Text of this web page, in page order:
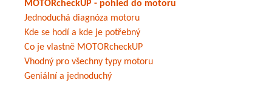
MOTORcheckUP - pohled do motoru
Jednoduchá diagnóza motoru
Kde se hodí a kde je potřebný
Co je vlastně MOTORcheckUP
Vhodný pro všechny typy motoru
Geniální a jednoduchý